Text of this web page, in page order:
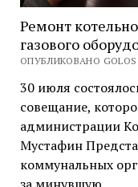
Ремонт
газового
ОПУБЛИКОВАНО GOLOS
30 июля
совещание,
администрации
Мустафин
коммунальных
за минувшую…